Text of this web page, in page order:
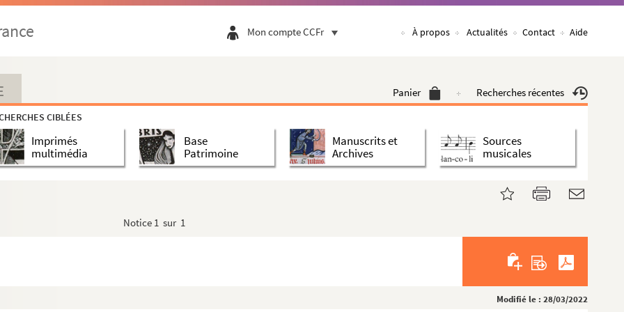
Mon compte CCFr À propos Actualités Contact Aide
Panier Recherches récentes
CIBLÉES
Imprimés
multimédia
Base
Patrimoine
Manuscrits et
Archives
Sources
musicales
Notice 1 sur 1
Modifié le : 28/03/2022
par L. Ganderax
titres
du 2 juillet 1931